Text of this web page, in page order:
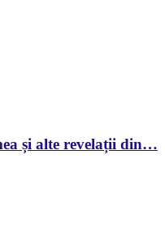
și alte revelații din…